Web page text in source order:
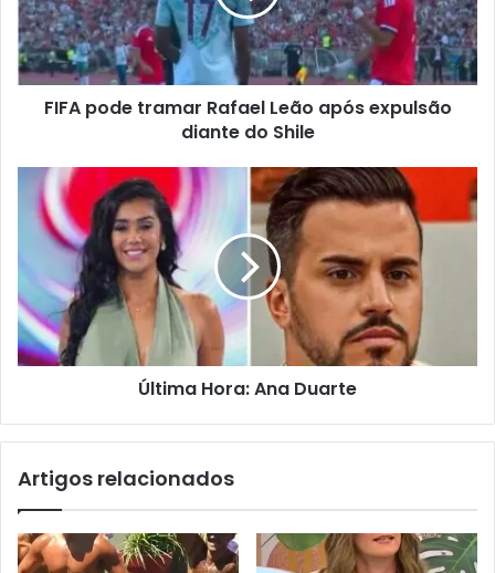
FIFA pode tramar Rafael Leão após expulsão
diante do Shile
Última Hora: Ana Duarte
Artigos relacionados